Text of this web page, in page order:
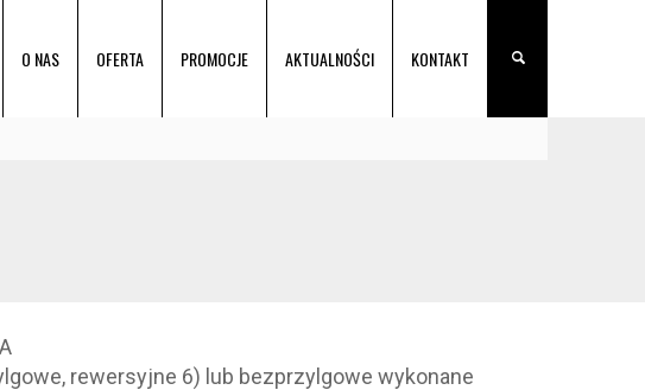
O NAS OFERTA PROMOCJE AKTUALNOŚCI KONTAKT
rewersyjne 6) lub bezprzylgowe wykonane